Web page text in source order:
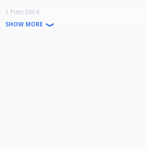
1.Platz 500 €
2.Platz 300 €
3.Platz 200 €
SHOW MORE